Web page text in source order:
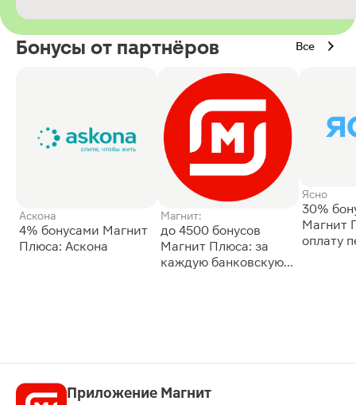
Бонусы от партнёров Все
Аскона
4% бонусами Магнит
Плюса: Аскона
Магнит:
до 4500 бонусов
Магнит Плюса: за
каждую банковскую
Ясно
30%
Магнит
оплату
Приложение Магнит